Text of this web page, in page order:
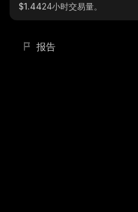
$1.4424小时交易量。
报告